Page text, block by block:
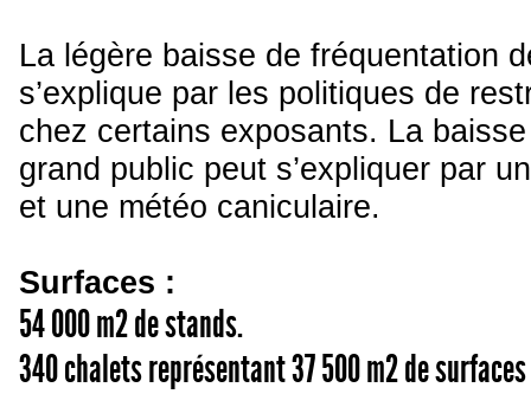
La légère baisse de fréquentation
s’explique par les politiques de
chez certains exposants. La
grand public peut s’expliquer par
et une météo caniculaire.
Surfaces :
54 000 m² de stands.
340 chalets représentant 37 500 m² de